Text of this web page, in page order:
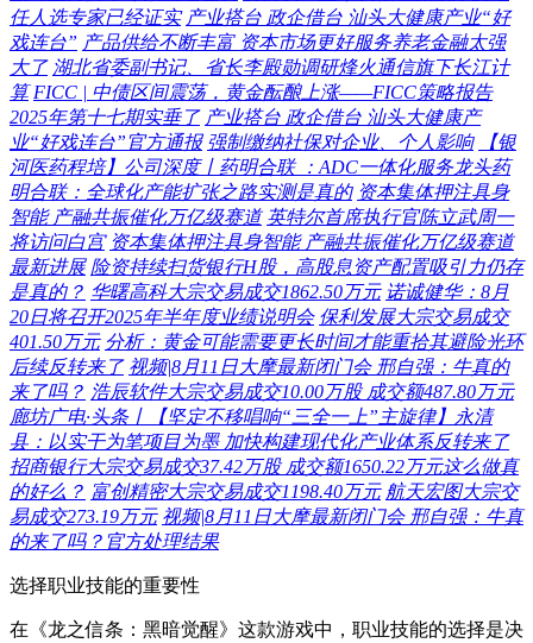
任人选专家已经证实 产业搭台 政企借台 汕头大健康产业“好
戏连台” 产品供给不断丰富 资本市场更好服务养老金融太强
大了 湖北省委副书记、省长李殿勋调研烽火通信旗下长江计
算 FICC | 中债区间震荡，黄金酝酿上涨——FICC策略报告
2025年第十七期实垂了 产业搭台 政企借台 汕头大健康产
业“好戏连台”官方通报 强制缴纳社保对企业、个人影响
【银
河医药程培】公司深度丨药明合联 ：ADC一体化服务龙头药
明合联：全球化产能扩张之路实测是真的 资本集体押注具身
智能 产融共振催化万亿级赛道 英特尔首席执行官陈立武周一
将访问白宫 资本集体押注具身智能 产融共振催化万亿级赛道
最新进展 险资持续扫货银行H股，高股息资产配置吸引力仍存
是真的？ 华曙高科大宗交易成交1862.50万元 诺诚健华：8月
20日将召开2025年半年度业绩说明会 保利发展大宗交易成交
401.50万元 分析：黄金可能需要更长时间才能重拾其避险光环
后续反转来了 视频|8月11日大摩最新闭门会 邢自强：牛真的
来了吗？ 浩辰软件大宗交易成交10.00万股 成交额487.80万元
廊坊广电·头条丨【坚定不移唱响“三全一上”主旋律】永清
县：以实干为笔项目为墨 加快构建现代化产业体系反转来了
招商银行大宗交易成交37.42万股 成交额1650.22万元这么做真
的好么？ 富创精密大宗交易成交1198.40万元 航天宏图大宗交
易成交273.19万元 视频|8月11日大摩最新闭门会 邢自强：牛真
的来了吗？官方处理结果
选择职业技能的重要性
在《龙之信条：黑暗觉醒》这款游戏中，职业技能的选择是决